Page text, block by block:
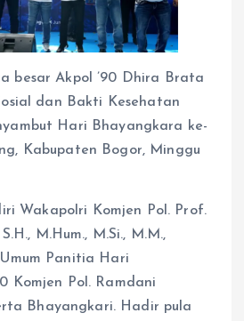
besar Akpol ’90 Dhira Brata
dan Bakti Kesehatan
Hari Bhayangkara ke-
Kabupaten Bogor, Minggu
Wakapolri Komjen Pol. Prof.
M.Hum., M.Si., M.M.,
Panitia Hari
Komjen Pol. Ramdani
Bhayangkari. Hadir pula